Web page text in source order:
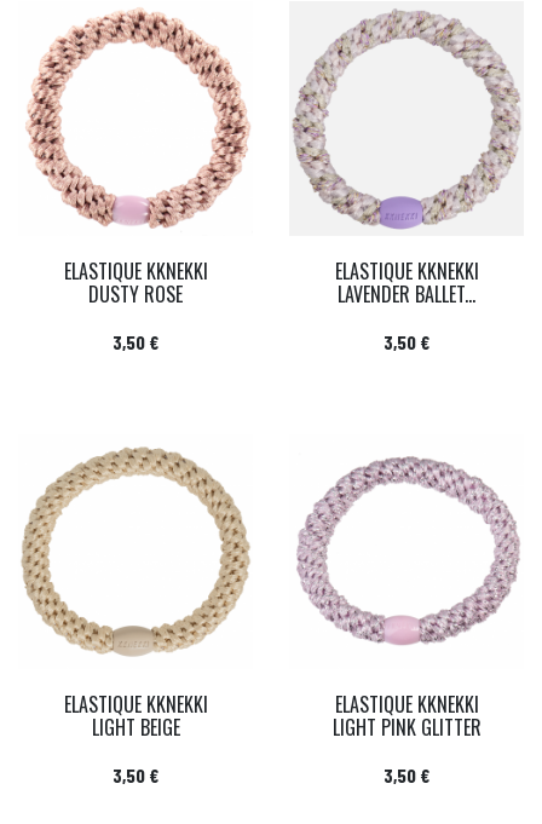
ELASTIQUE KKNEKKI
DUSTY ROSE
Prix
3,50 €
ELASTIQUE KKNEKKI
LAVENDER BALLET...
Prix
3,50 €
ELASTIQUE KKNEKKI
LIGHT BEIGE
Prix
3,50 €
ELASTIQUE KKNEKKI
LIGHT PINK GLITTER
Prix
3,50 €